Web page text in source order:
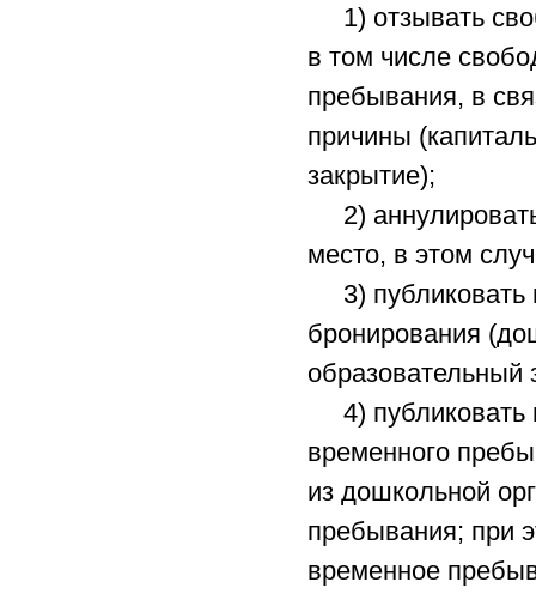
1) отзывать
в том числе
пребывания, в
причины
закрытие);
2)
место, в этом
3) публиковать
бронирования
образовательный
4) публиковать
временного
из дошкольной
пребывания; при
временное